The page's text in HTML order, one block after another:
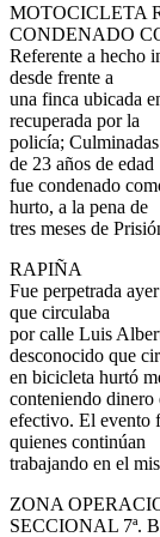
MOTOCICLETA
CONDENADO
Referente a hecho
desde frente a
una finca ubicada
recuperada por la
policía;
de 23 años de edad
fue condenado
hurto, a la pena de
tres meses de
RAPIÑA
Fue perpetrada
que circulaba
por calle Luis
desconocido que
en bicicleta hurtó
conteniendo dinero
efectivo. El evento
quienes continúan
trabajando en el
ZONA
SECCIONAL 7ª.